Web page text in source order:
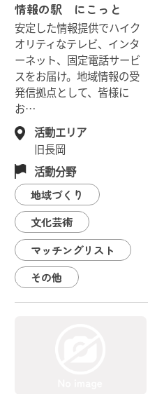
情報の駅 にこっと
安定した情報提供でハイク
オリティなテレビ、インタ
ーネット、固定電話サービ
スをお届け。地域情報の受
発信拠点として、皆様に
お…
活動エリア
旧長岡
活動分野
地域づくり
文化芸術
マッチングリスト
その他